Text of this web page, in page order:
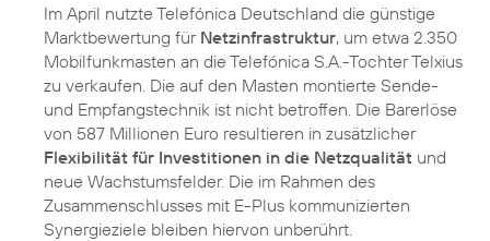
Im April nutzte Telefónica Deutschland die günstige
Marktbewertung für Netzinfrastruktur, um etwa 2.350
Mobilfunkmasten an die Telefónica S.A.-Tochter Telxius
zu verkaufen. Die auf den Masten montierte Sende-
und Empfangstechnik ist nicht betroffen. Die Barerlöse
von 587 Millionen Euro resultieren in zusätzlicher
Flexibilität für Investitionen in die Netzqualität und
neue Wachstumsfelder. Die im Rahmen des
Zusammenschlusses mit E-Plus kommunizierten
Synergieziele bleiben hiervon unberührt.